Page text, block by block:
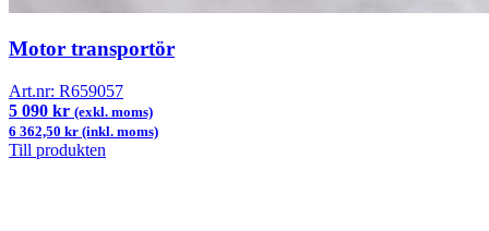
Motor transportör
Art.nr: R659057
5 090 kr (exkl. moms)
6 362,50 kr (inkl. moms)
Till produkten